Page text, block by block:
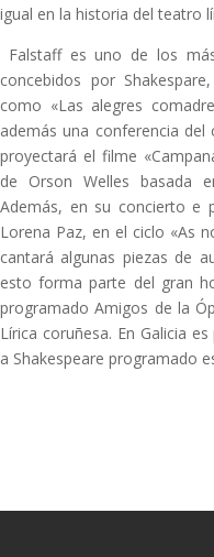
igual en la historia del teatro
Falstaff es uno de los
concebidos por
como «Las alegres
además una conferencia del
proyectará el filme
de Orson Welles basada
Además, en su concierto e
Lorena Paz, en el ciclo «As
cantará algunas piezas de
esto forma parte del gran
programado Amigos de la
Lírica coruñesa. En Galicia
a Shakespeare programado